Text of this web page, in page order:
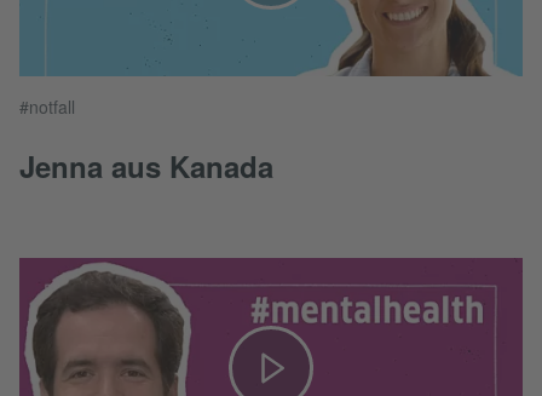
#notfall
Jenna aus Kanada